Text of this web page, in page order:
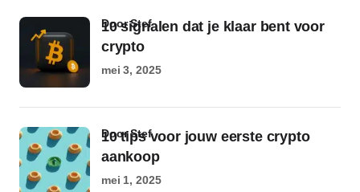
10 signalen dat je klaar bent voor
crypto
door Stef
mei 3, 2025
10 tips voor jouw eerste crypto
aankoop
door Stef
mei 1, 2025